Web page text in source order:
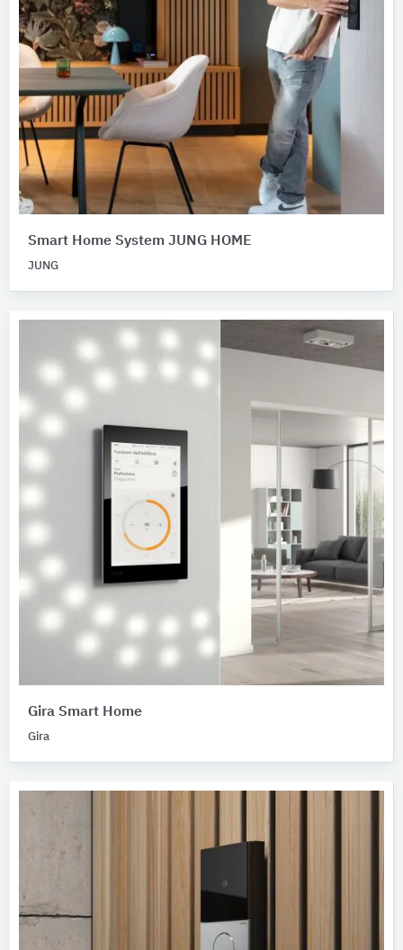
Smart Home System JUNG HOME
JUNG
Gira Smart Home
Gira